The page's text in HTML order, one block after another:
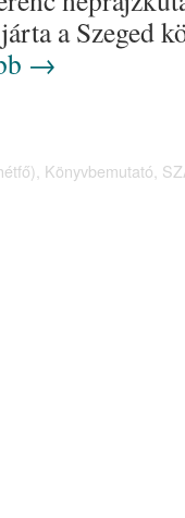
a Szeged
→
, Könyvbemutató,